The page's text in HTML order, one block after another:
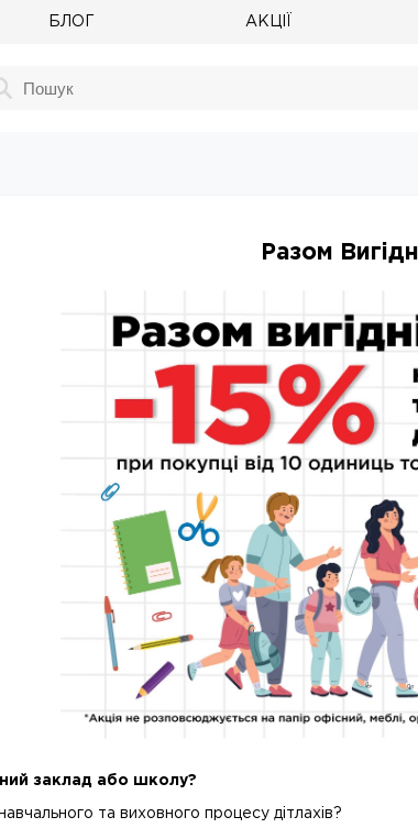
БЛОГ АКЦІЇ
Разом
заклад або школу?
та виховного процесу дітлахів?